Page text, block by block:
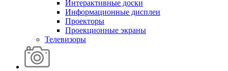
Интерактивные доски
Информационные дисплеи
Проекторы
Проекционные экраны
Телевизоры